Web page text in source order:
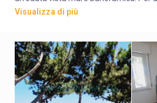
E’ al secondo piano di una palazzina
soggiorno/camera, due bagni e
fila, lontano dal treno, centrale. In
fi, aria condizionata,
Visualizza di più